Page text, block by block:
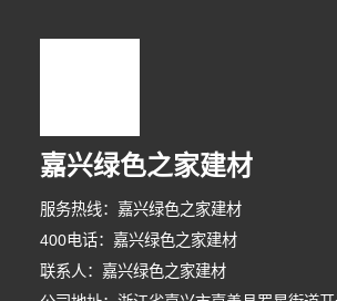
嘉兴绿色之家建材
服务热线：嘉兴绿色之家建材
400电话：嘉兴绿色之家建材
联系人：嘉兴绿色之家建材